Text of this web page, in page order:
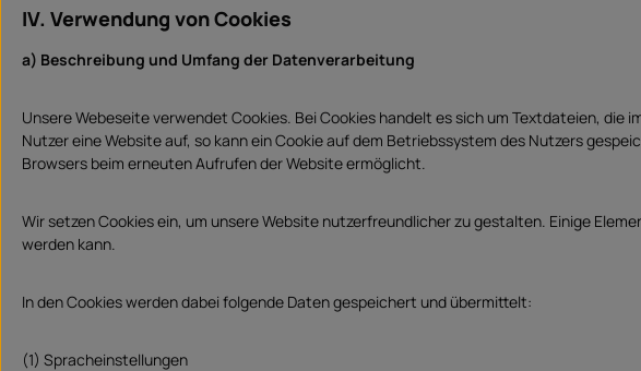
IV. Verwendung von Cookies
a) Beschreibung und Umfang der Datenverarbeitung
Unsere Webeseite verwendet Cookies. Bei Cookies handelt es sich um Textdateien,
Nutzer eine Website auf, so kann ein Cookie auf dem Betriebssystem des Nutzers
Browsers beim erneuten Aufrufen der Website ermöglicht.
Wir setzen Cookies ein, um unsere Website nutzerfreundlicher zu gestalten. Einige
werden kann.
In den Cookies werden dabei folgende Daten gespeichert und übermittelt:
(1) Spracheinstellungen